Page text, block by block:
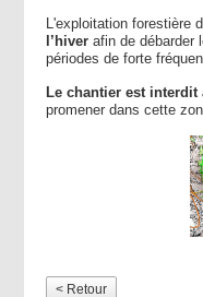
L'exploitation forestière
l’hiver afin de débarder
périodes de forte
Le chantier est
promener dans cette
< Retour